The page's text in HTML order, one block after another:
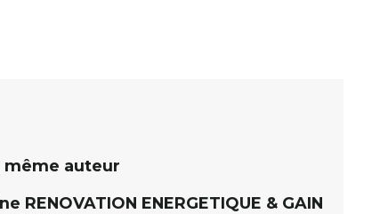
même auteur
RENOVATION ENERGETIQUE & GAIN